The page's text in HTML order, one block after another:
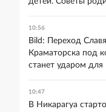
10:56
Bild: Переход
Краматорска под
станет ударом для
10:47
В Никарагуа